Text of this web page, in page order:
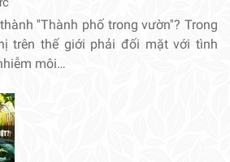
''Thành phố trong vườn''? Trong
trên thế giới phải đối mặt với tình
môi…